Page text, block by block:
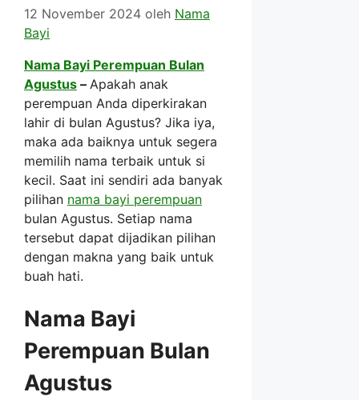
12 November 2024 oleh Nama
Bayi
Nama Bayi Perempuan Bulan
Agustus – Apakah anak
perempuan Anda diperkirakan
lahir di bulan Agustus? Jika iya,
maka ada baiknya untuk segera
memilih nama terbaik untuk si
kecil. Saat ini sendiri ada banyak
pilihan nama bayi perempuan
bulan Agustus. Setiap nama
tersebut dapat dijadikan pilihan
dengan makna yang baik untuk
buah hati.
Nama Bayi
Perempuan Bulan
Agustus